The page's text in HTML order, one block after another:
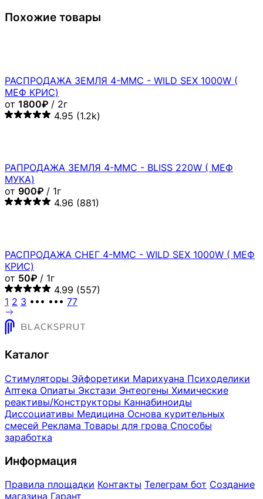
Похожие товары
РАСПРОДАЖА ЗЕМЛЯ 4-MMC - WILD SEX 1000W (
МЕФ КРИС)
от 1800₽ / 2г
4.95 (1.2k)
РАПРОДАЖА ЗЕМЛЯ 4-MMC - BLISS 220W ( МЕФ
МУКА)
от 900₽ / 1г
4.96 (881)
РАСПРОДАЖА СНЕГ 4-MMC - WILD SEX 1000W ( МЕФ
КРИС)
от 50₽ / 1г
4.99 (557)
1 2 3 ••• ••• 77
Каталог
Стимуляторы Эйфоретики Марихуана Психоделики
Аптека Опиаты Экстази Энтеогены Химические
реактивы/Конструкторы Каннабиноиды
Диссоциативы Медицина Основа курительных
смесей Реклама Товары для грова Способы
заработка
Информация
Правила площадки Контакты Телеграм бот Создание
магазина Гарант